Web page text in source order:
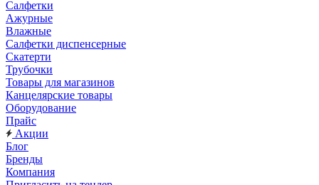
Салфетки
Ажурные
Влажные
Салфетки диспенсерные
Скатерти
Трубочки
Товары для магазинов
Канцелярские товары
Оборудование
Прайс
Акции
Блог
Бренды
Компания